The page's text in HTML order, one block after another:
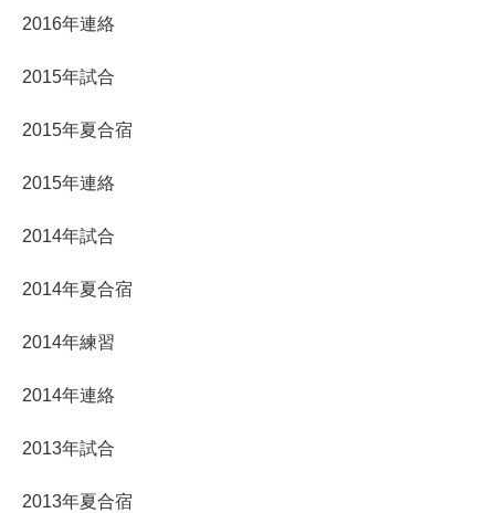
2016年連絡
2015年試合
2015年夏合宿
2015年連絡
2014年試合
2014年夏合宿
2014年練習
2014年連絡
2013年試合
2013年夏合宿